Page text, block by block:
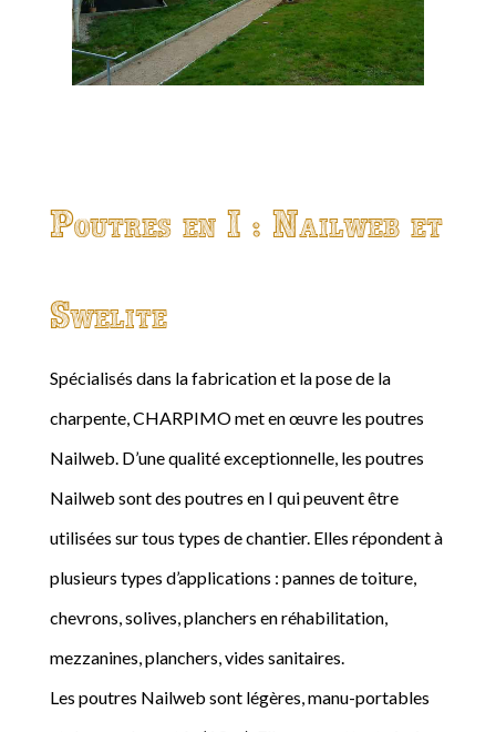
Poutres en I : Nailweb et
Swelite
Spécialisés dans la fabrication et la pose de la
charpente, CHARPIMO met en œuvre les poutres
Nailweb. D’une qualité exceptionnelle, les poutres
Nailweb sont des poutres en I qui peuvent être
utilisées sur tous types de chantier. Elles répondent à
plusieurs types d’applications : pannes de toiture,
chevrons, solives, planchers en réhabilitation,
mezzanines, planchers, vides sanitaires.
Les poutres Nailweb sont légères, manu-portables